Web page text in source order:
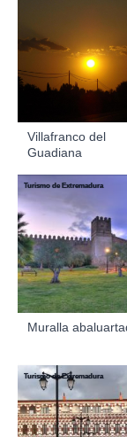
Villafranco del
Guadiana
Muralla
Turismo de Extremadura
Turismo de Extremadura